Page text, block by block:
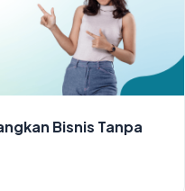
Bisnis Tanpa